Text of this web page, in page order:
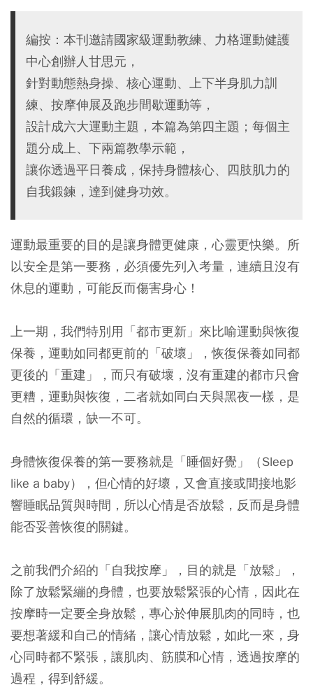
編按：本刊邀請國家級運動教練、力格運動健護
中心創辦人甘思元，
針對動態熱身操、核心運動、上下半身肌力訓
練、按摩伸展及跑步間歇運動等，
設計成六大運動主題，本篇為第四主題；每個主
題分成上、下兩篇教學示範，
讓你透過平日養成，保持身體核心、四肢肌力的
自我鍛鍊，達到健身功效。
運動最重要的目的是讓身體更健康，心靈更快樂。所
以安全是第一要務，必須優先列入考量，連續且沒有
休息的運動，可能反而傷害身心！
上一期，我們特別用「都市更新」來比喻運動與恢復
保養，運動如同都更前的「破壞」，恢復保養如同都
更後的「重建」，而只有破壞，沒有重建的都市只會
更糟，運動與恢復，二者就如同白天與黑夜一樣，是
自然的循環，缺一不可。
身體恢復保養的第一要務就是「睡個好覺」（Sleep
like a baby），但心情的好壞，又會直接或間接地影
響睡眠品質與時間，所以心情是否放鬆，反而是身體
能否妥善恢復的關鍵。
之前我們介紹的「自我按摩」，目的就是「放鬆」，
除了放鬆緊繃的身體，也要放鬆緊張的心情，因此在
按摩時一定要全身放鬆，專心於伸展肌肉的同時，也
要想著緩和自己的情緒，讓心情放鬆，如此一來，身
心同時都不緊張，讓肌肉、筋膜和心情，透過按摩的
過程，得到舒緩。